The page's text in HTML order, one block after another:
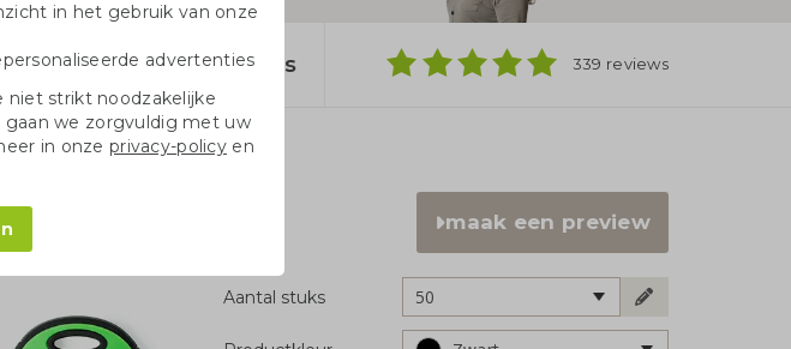
Balpennen Tote bags 339 reviews
maak een preview
Aantal stuks 50
in het gebruik van onze
advertenties
niet strikt noodzakelijke
gaan we zorgvuldig met uw
in onzeprivacy-policyen